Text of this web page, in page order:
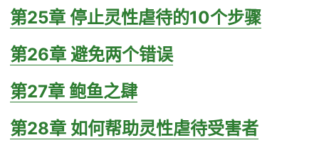
第25章 停止灵性虐待的10个步骤
第26章 避免两个错误
第27章 鲍鱼之肆
第28章 如何帮助灵性虐待受害者